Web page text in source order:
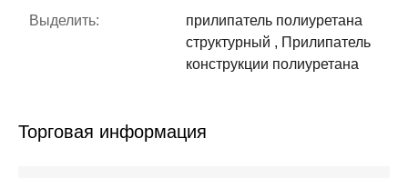
Выделить:
прилипатель полиуретана
структурный , Прилипатель
конструкции полиуретана
Торговая информация